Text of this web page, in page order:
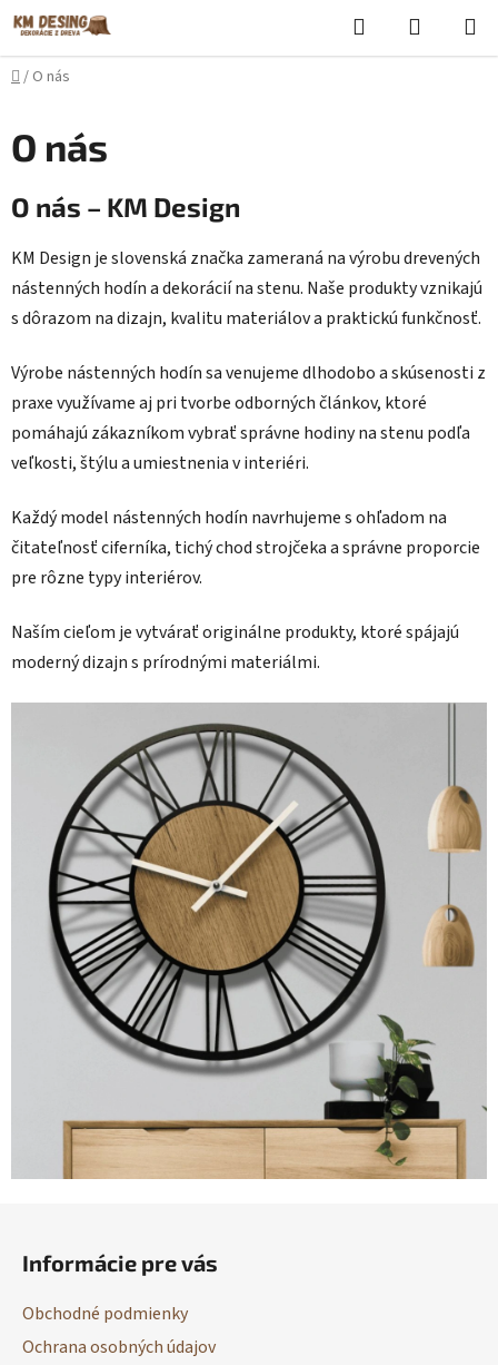
Prejsť
na
obsah
Hľadať
KOŠÍK
Domov
/ O nás
O nás
O nás – KM Design
KM Design je slovenská značka zameraná na výrobu drevených
nástenných hodín a dekorácií na stenu. Naše produkty vznikajú
s dôrazom na dizajn, kvalitu materiálov a praktickú funkčnosť.
Výrobe nástenných hodín sa venujeme dlhodobo a skúsenosti z
praxe využívame aj pri tvorbe odborných článkov, ktoré
pomáhajú zákazníkom vybrať správne hodiny na stenu podľa
veľkosti, štýlu a umiestnenia v interiéri.
Každý model nástenných hodín navrhujeme s ohľadom na
čitateľnosť ciferníka, tichý chod strojčeka a správne proporcie
pre rôzne typy interiérov.
Naším cieľom je vytvárať originálne produkty, ktoré spájajú
moderný dizajn s prírodnými materiálmi.
Informácie pre vás
Obchodné podmienky
Ochrana osobných údajov